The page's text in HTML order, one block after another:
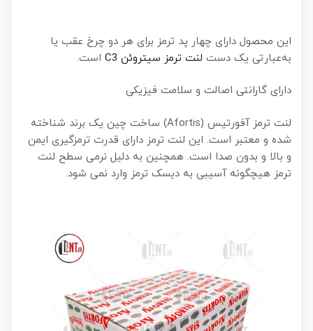
این محصول دارای چهار پد ترمز برای هر دو چرخ عقب یا
به‌عبارتی یک دست لنت ترمز سیتروئن C3 است.
دارای گارانتی اصالت و سلامت فیزیکی
لنت ترمز آفورتیس (Afortis) ساخت چین یک برند شناخته
شده و معتبر است. این لنت ترمز دارای قدرت ترمزگیری ایمن
و بالا و بدون صدا است. همچنین به دلیل نرمی سطح لنت
ترمز هیچگونه آسیبی به دیسک ترمز وارد نمی شود.